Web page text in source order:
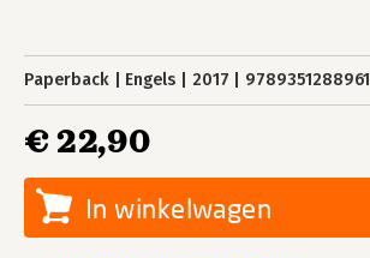
Paperback Engels 2017 9789351288961
€ 22,90
In winkelwagen